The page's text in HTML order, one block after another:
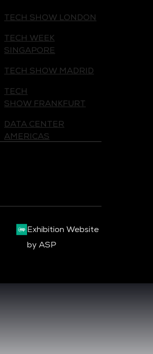
SINGAPORE
TECH SHOW MADRID
SHOW FRANKFURT
DATA CENTER
AMERICAS
Exhibition Website
by ASP